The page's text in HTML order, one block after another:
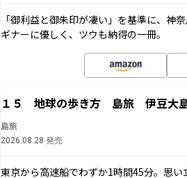
「御利益と御朱印が凄い」を基準に、神
ギナーに優しく、ツウも納得の一冊。
１５ 地球の歩き方 島旅 伊豆大
島旅
2026.08.28 発売
東京から高速船でわずか1時間45分。思